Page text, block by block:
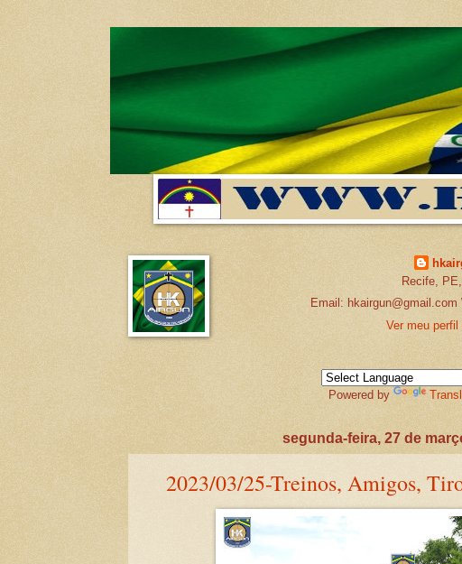
Recife,
Email:
Ver meu
Powered by
segunda-feira, 27 de
2023/03/25-Treinos, Amigos,